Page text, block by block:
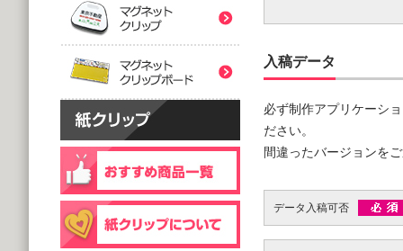
入稿データ
必ず制作アプリケーシ
ださい。
間違ったバージョンを
データ入稿可否
片面タイプ
(1,000個 1個あたり)
@129.70～
(1,000個 1個あたり)
片面印刷タイプ
(1,000個 1個あたり)
木製クリップ彫刻
個包装(OPP入)タイプ
@121.00～
マグネットクリップ
@164.90～
(5,000個 1個あたり)